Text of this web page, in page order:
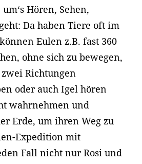
Hören, Sehen,
Da haben Tiere oft im
Eulen z.B. fast 360
ohne sich zu bewegen,
Richtungen
oder auch Igel hören
wahrnehmen und
Erde, um ihren Weg zu
Expedition mit
Fall nicht nur Rosi und